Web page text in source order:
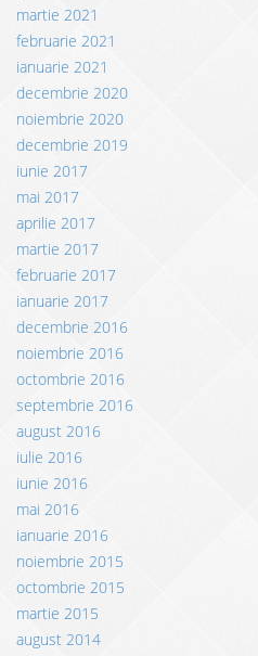
martie 2021
februarie 2021
ianuarie 2021
decembrie 2020
noiembrie 2020
decembrie 2019
iunie 2017
mai 2017
aprilie 2017
martie 2017
februarie 2017
ianuarie 2017
decembrie 2016
noiembrie 2016
octombrie 2016
septembrie 2016
august 2016
iulie 2016
iunie 2016
mai 2016
ianuarie 2016
noiembrie 2015
octombrie 2015
martie 2015
august 2014